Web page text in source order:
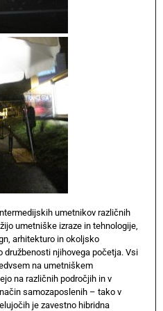
umetnikov različnih
umetniške izraze in tehnologije,
arhitekturo in okoljsko
njihovega početja. Vsi
na umetniškem
na različnih področjih in v
samozaposlenih – tako v
je zavestno hibridna